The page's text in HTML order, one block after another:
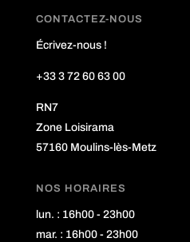
CONTACTEZ-NOUS
Écrivez-nous !
+33 3 72 60 63 00
RN7
Zone Loisirama
57160 Moulins-lès-Metz
NOS HORAIRES
lun. : 16h00 - 23h00
mar. : 16h00 - 23h00